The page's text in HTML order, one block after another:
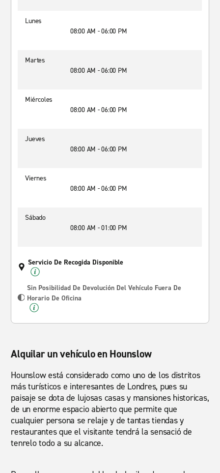
Lunes
08:00 AM - 06:00 PM
Martes
08:00 AM - 06:00 PM
Miércoles
08:00 AM - 06:00 PM
Jueves
08:00 AM - 06:00 PM
Viernes
08:00 AM - 06:00 PM
Sábado
08:00 AM - 01:00 PM
Servicio De Recogida Disponible
Sin Posibilidad De Devolución Del Vehículo Fuera De
Horario De Oficina
Alquilar un vehículo en Hounslow
Hounslow está considerado como uno de los distritos
más turísticos e interesantes de Londres, pues su
paisaje se dota de lujosas casas y mansiones historicas,
de un enorme espacio abierto que permite que
cualquier persona se relaje y de tantas tiendas y
restaurantes que el visitante tendrá la sensació de
tenrelo todo a su alcance.